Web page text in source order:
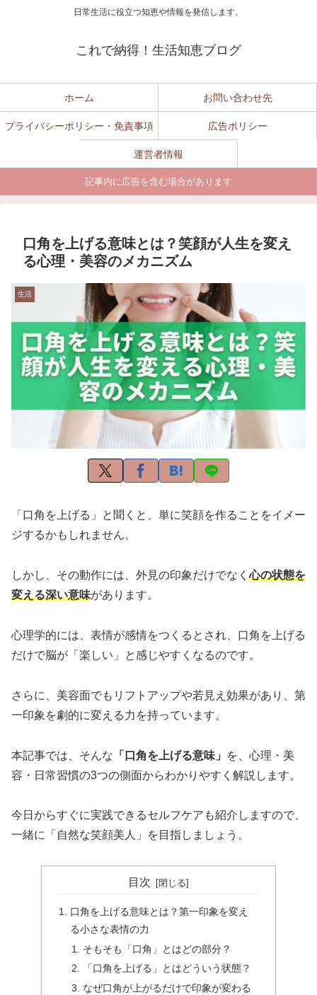
日常生活に役立つ知恵や情報を発信します。
これで納得！生活知恵ブログ
ホーム お問い合わせ先
プライバシーポリシー・免責事項 広告ポリシー
運営者情報
記事内に広告を含む場合があります
口角を上げる意味とは？笑顔が人生を変え
る心理・美容のメカニズム
生活
「口角を上げる」と聞くと、単に笑顔を作ることをイメー
ジするかもしれません。
しかし、その動作には、外見の印象だけでなく心の状態を
変える深い意味があります。
心理学的には、表情が感情をつくるとされ、口角を上げる
だけで脳が「楽しい」と感じやすくなるのです。
さらに、美容面でもリフトアップや若見え効果があり、第
一印象を劇的に変える力を持っています。
本記事では、そんな 「口角を上げる意味」
を、心理・美
容・日常習慣の3つの側面からわかりやすく解説します。
今日からすぐに実践できるセルフケアも紹介しますので、
一緒に「自然な笑顔美人」を目指しましょう。
目次
口角を上げる意味とは？第一印象を変え
る小さな表情の力
そもそも「口角」とはどの部分？
「口角を上げる」とはどういう状態？
なぜ口角が上がるだけで印象が変わる